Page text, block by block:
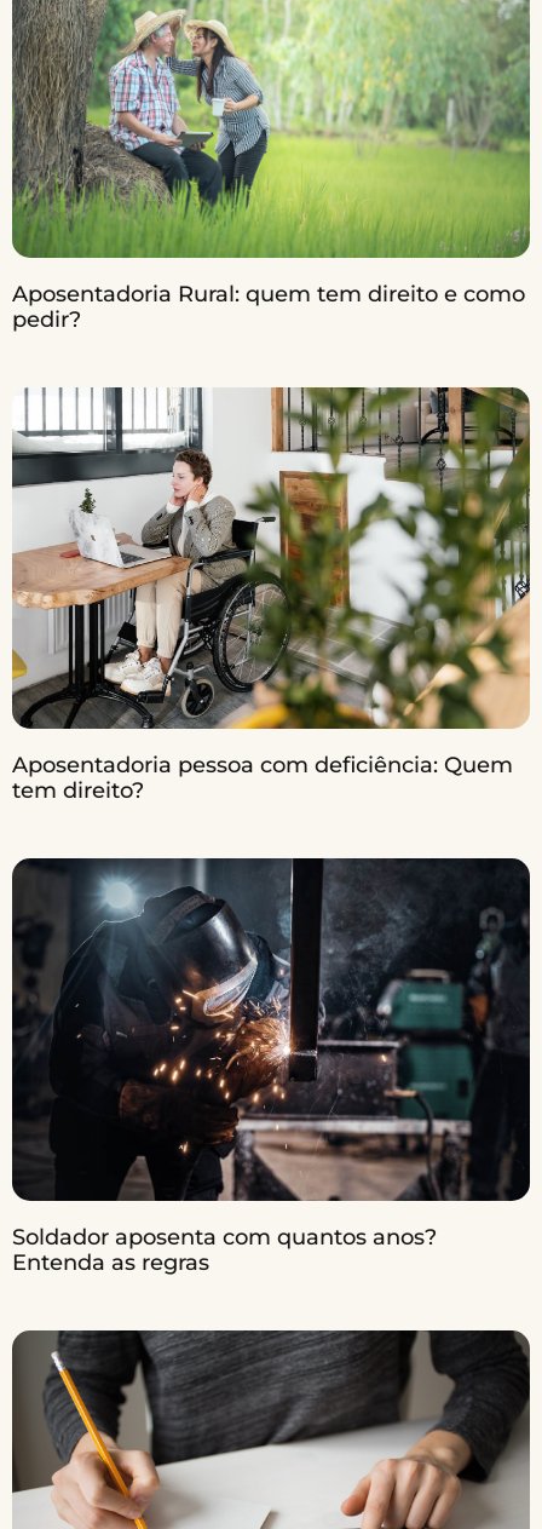
Aposentadoria Rural: quem tem direito e como
pedir?
Aposentadoria pessoa com deficiência: Quem
tem direito?
Soldador aposenta com quantos anos?
Entenda as regras